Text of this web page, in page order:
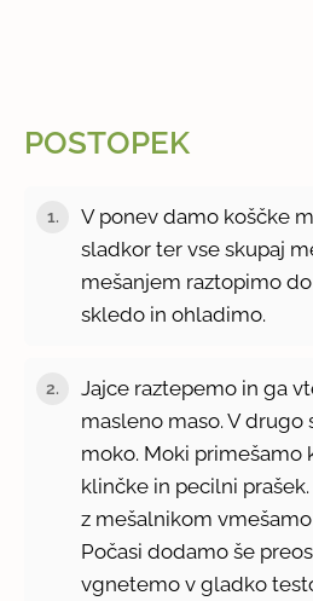
POSTOPEK
1.
V ponev damo koščke
sladkor ter vse skupaj
mešanjem raztopimo
skledo in ohladimo.
2.
Jajce raztepemo in ga
masleno maso. V
moko. Moki primešamo
klinčke in pecilni
z mešalnikom
Počasi dodamo še
vgnetemo v gladko